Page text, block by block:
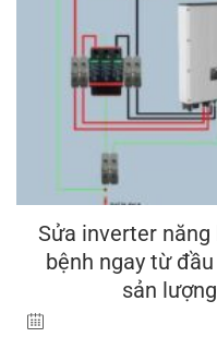
Sửa inverter
bệnh ngay từ
sản